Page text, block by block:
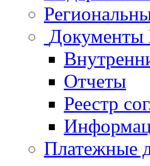
Отчеты
Реестр
Платежные